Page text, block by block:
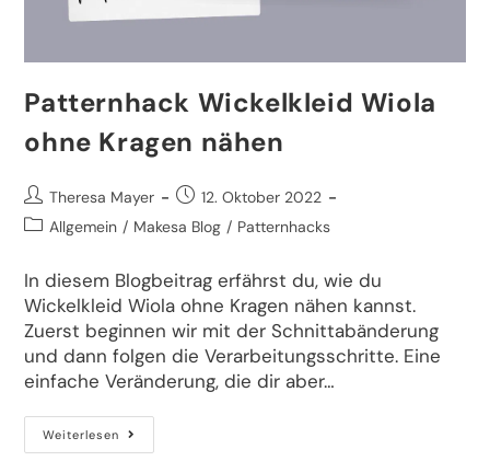
Patternhack Wickelkleid Wiola
ohne Kragen nähen
Theresa Mayer
12. Oktober 2022
Allgemein / Makesa Blog / Patternhacks
In diesem Blogbeitrag erfährst du, wie du
Wickelkleid Wiola ohne Kragen nähen kannst.
Zuerst beginnen wir mit der Schnittabänderung
und dann folgen die Verarbeitungsschritte. Eine
einfache Veränderung, die dir aber…
Weiterlesen